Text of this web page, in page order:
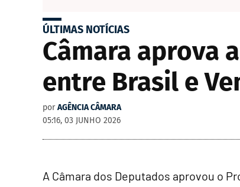
ÚLTIMAS NOTÍCIAS
Câmara aprova
entre Brasil e
por AGÊNCIA CÂMARA
05:16, 03 JUNHO 2026
A Câmara dos Deputados aprovou o